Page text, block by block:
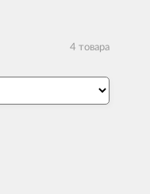
4 товара